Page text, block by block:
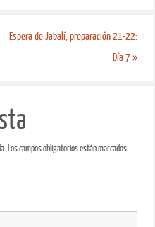
Espera de Jabalí, preparación 21-22:
Día 7»
Los campos obligatorios están marcados